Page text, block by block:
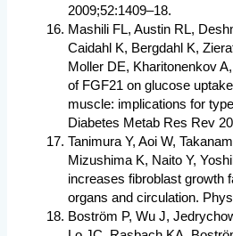
2009;52:1409–18.
Mashili FL, Austin RL,
Caidahl K, Bergdahl K,
Moller DE, Kharitonenkov
of FGF21 on glucose
muscle: implications for
Diabetes Metab Res Rev
Tanimura Y, Aoi W,
Mizushima K, Naito Y,
increases fibroblast growth
organs and circulation.
Boström P, Wu J,